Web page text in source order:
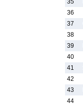
35
36
37
38
39
40
41
42
43
44